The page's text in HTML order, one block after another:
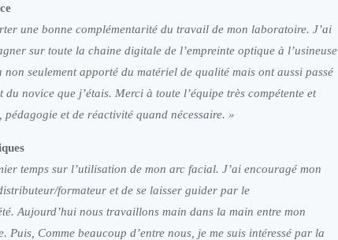
une bonne complémentarité du travail de mon laboratoire. J’ai
sur toute la chaine digitale de l’empreinte optique à l’usineuse
seulement apporté du matériel de qualité mais ont aussi passé
du novice que j’étais. Merci à toute l’équipe très compétente et
et de réactivité quand nécessaire. »
temps sur l’utilisation de mon arc facial. J’ai encouragé mon
formateur et de se laisser guider par le
Aujourd’hui nous travaillons main dans la main entre mon
Comme beaucoup d’entre nous, je me suis intéressé par la